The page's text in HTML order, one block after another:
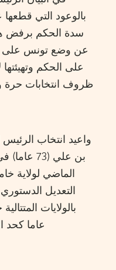
بالوعود التي
سدة الحكم برفض
عن وضع تونس على
ظروف انتخابات
واعيد انتخاب الرئيس
بن علي
الماضي لولاية
عاما كحد